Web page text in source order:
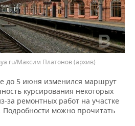
Максим Платонов (архив)
до 5 июня изменился маршрут
курсирования некоторых
за ремонтных работ на участке
можно прочитать